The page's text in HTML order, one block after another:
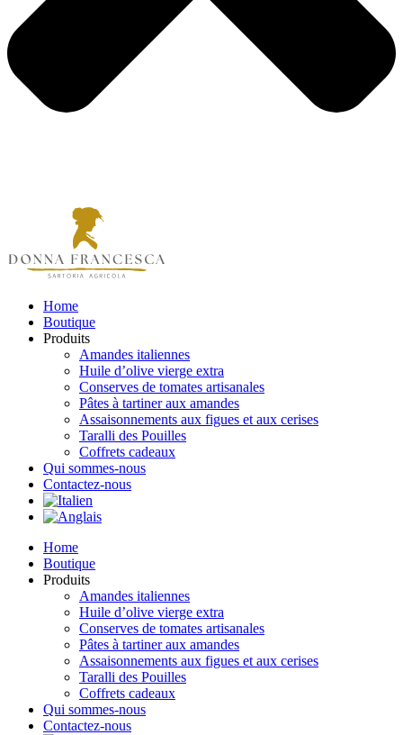
Home
Boutique
Produits
Amandes italiennes
Huile d’olive vierge extra
Conserves de tomates artisanales
Pâtes à tartiner aux amandes
Assaisonnements aux figues et aux cerises
Taralli des Pouilles
Coffrets cadeaux
Qui sommes-nous
Contactez-nous
Home
Boutique
Produits
Amandes italiennes
Huile d’olive vierge extra
Conserves de tomates artisanales
Pâtes à tartiner aux amandes
Assaisonnements aux figues et aux cerises
Taralli des Pouilles
Coffrets cadeaux
Qui sommes-nous
Contactez-nous